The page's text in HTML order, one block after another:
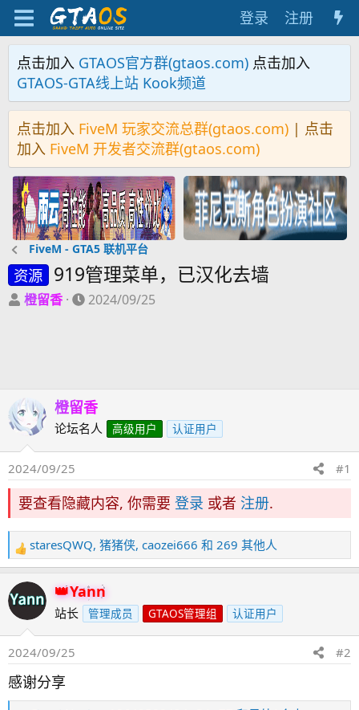
登录 注册
点击加入 GTAOS官方群(gtaos.com) 点击加入
GTAOS-GTA线上站 Kook频道
点击加入 FiveM 玩家交流总群(gtaos.com) | 点击
加入 FiveM 开发者交流群(gtaos.com)
FiveM - GTA5 联机平台
资源 919管理菜单，已汉化去墙
主
橙留香
开
2024/09/25
橙留香
论坛名人 高级用户 认证用户
2024/09/25 #1
要查看隐藏内容, 你需要 登录 或者 注册.
反
馈
：
staresQWQ, 猪猪侠, caozei666 和 269 其他人
Yann
站长 管理成员 GTAOS管理组 认证用户
2024/09/25 #2
感谢分享